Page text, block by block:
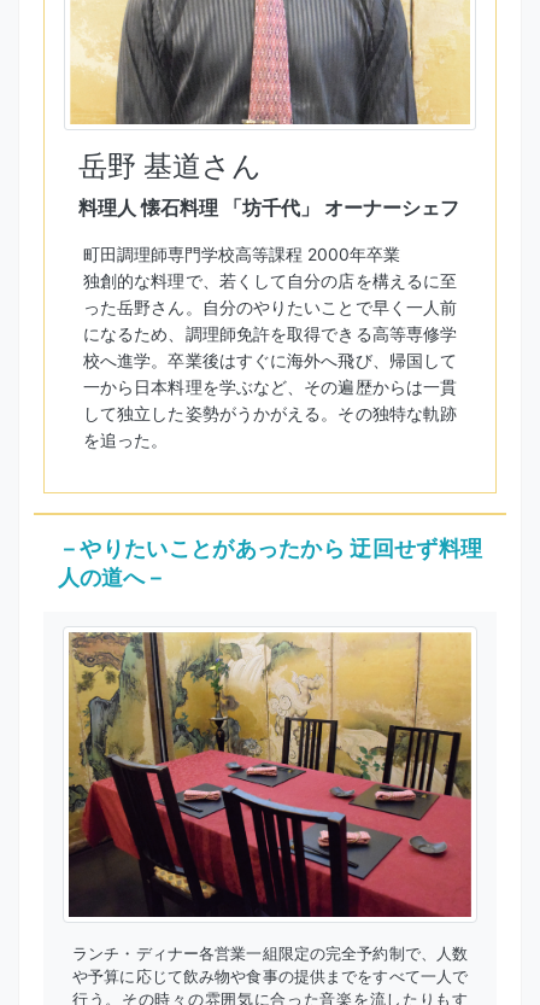
岳野 基道さん
料理人 懐石料理 「坊千代」 オーナーシェフ
町田調理師専門学校高等課程 2000年卒業
独創的な料理で、若くして自分の店を構えるに至
った岳野さん。自分のやりたいことで早く一人前
になるため、調理師免許を取得できる高等専修学
校へ進学。卒業後はすぐに海外へ飛び、帰国して
一から日本料理を学ぶなど、その遍歴からは一貫
して独立した姿勢がうかがえる。その独特な軌跡
を追った。
－やりたいことがあったから 迂回せず料理
人の道へ－
ランチ・ディナー各営業一組限定の完全予約制で、人数
や予算に応じて飲み物や食事の提供までをすべて一人で
行う。その時々の雰囲気に合った音楽を流したりもす